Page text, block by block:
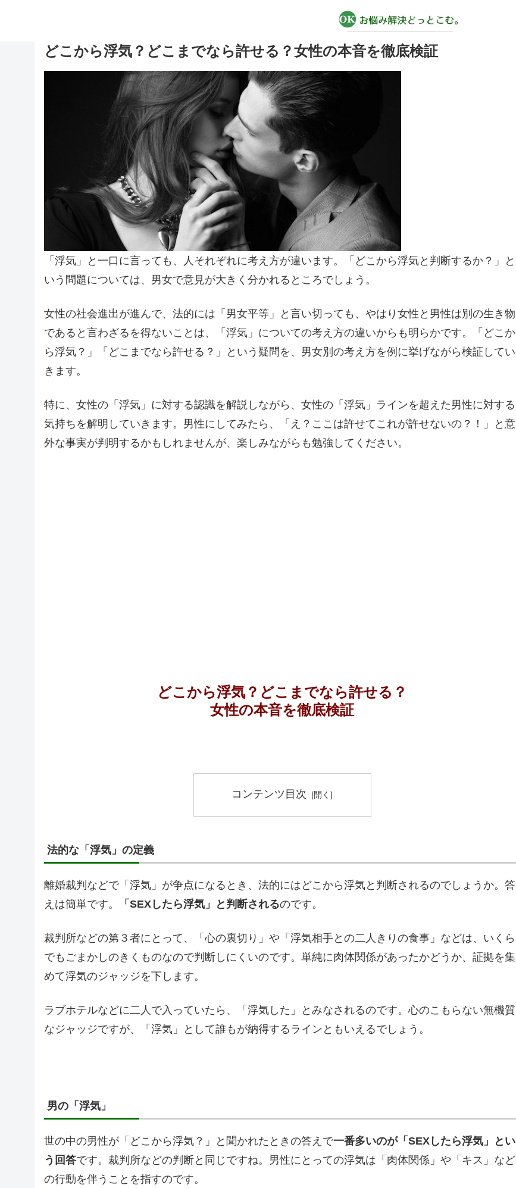
どこから浮気？どこまでなら許せる？女性の本音を徹底検証
「浮気」と一口に言っても、人それぞれに考え方が違います。「どこから浮気と判断するか？」と
いう問題については、男女で意見が大きく分かれるところでしょう。
女性の社会進出が進んで、法的には「男女平等」と言い切っても、やはり女性と男性は別の生き物
であると言わざるを得ないことは、「浮気」についての考え方の違いからも明らかです。「どこか
ら浮気？」「どこまでなら許せる？」という疑問を、男女別の考え方を例に挙げながら検証してい
きます。
特に、女性の「浮気」に対する認識を解説しながら、女性の「浮気」ラインを超えた男性に対する
気持ちを解明していきます。男性にしてみたら、「え？ここは許せてこれが許せないの？！」と意
外な事実が判明するかもしれませんが、楽しみながらも勉強してください。
どこから浮気？どこまでなら許せる？
女性の本音を徹底検証
コンテンツ目次
法的な「浮気」の定義
離婚裁判などで「浮気」が争点になるとき、法的にはどこから浮気と判断されるのでしょうか。答
えは簡単です。
「SEXしたら浮気」と判断されるのです。
裁判所などの第３者にとって、「心の裏切り」や「浮気相手との二人きりの食事」などは、いくら
でもごまかしのきくものなので判断しにくいのです。単純に肉体関係があったかどうか、証拠を集
めて浮気のジャッジを下します。
ラブホテルなどに二人で入っていたら、「浮気した」とみなされるのです。心のこもらない無機質
なジャッジですが、「浮気」として誰もが納得するラインともいえるでしょう。
男の「浮気」
世の中の男性が「どこから浮気？」と聞かれたときの答えで一番多いのが「SEXしたら浮気」とい
う回答です。裁判所などの判断と同じですね。男性にとっての浮気は「肉体関係」や「キス」など
の行動を伴うことを指すのです。